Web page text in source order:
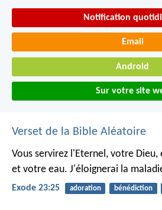
Notification
Email
Android
Sur votre site
Verset de la Bible Aléatoire
Vous servirez l'Eternel, votre
et votre eau. J'éloignerai la
Exode 23:25 adoration bénédiction